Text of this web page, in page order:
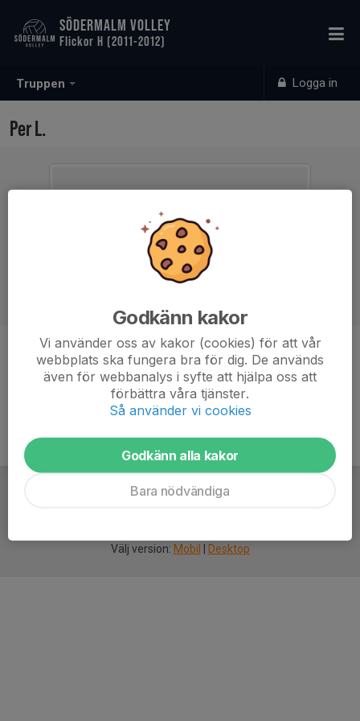
Truppen Logga in
SÖDERMALM VOLLEY
Flickor H (2011-2012)
Per L.
Ålder 56 år
Välj version: Mobil Desktop
Godkänn kakor
Vi använder oss av kakor (cookies) för att vår
webbplats ska fungera bra för dig. De används
även för webbanalys i syfte att hjälpa oss att
förbättra våra tjänster.
Så använder vi cookies
Godkänn alla kakor
Bara nödvändiga